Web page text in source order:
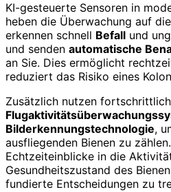
KI-gesteuerte Sensoren in
heben die Überwachung auf
erkennen schnell Befall und
und senden automatische
an Sie. Dies ermöglicht
reduziert das Risiko eines
Zusätzlich nutzen
Bilderkennungstechnologie,
ausfliegenden Bienen zu
Echtzeiteinblicke in die
Gesundheitszustand des
fundierte Entscheidungen zu